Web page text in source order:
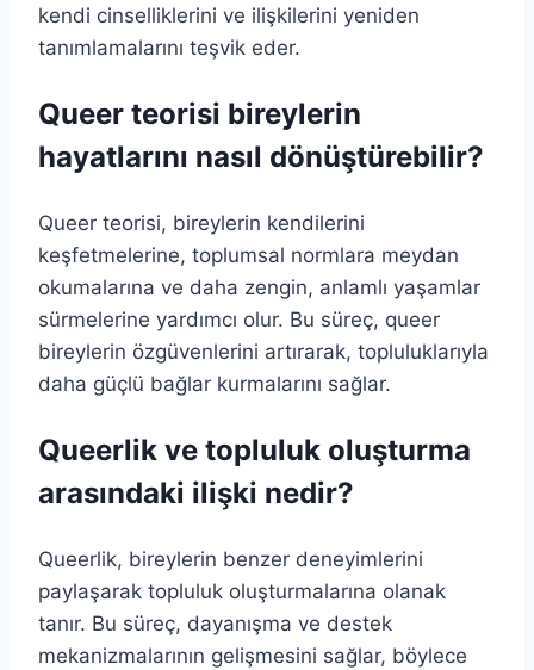
kendi cinselliklerini ve ilişkilerini yeniden
tanımlamalarını teşvik eder.
Queer teorisi bireylerin
hayatlarını nasıl dönüştürebilir?
Queer teorisi, bireylerin kendilerini
keşfetmelerine, toplumsal normlara meydan
okumalarına ve daha zengin, anlamlı yaşamlar
sürmelerine yardımcı olur. Bu süreç, queer
bireylerin özgüvenlerini artırarak, topluluklarıyla
daha güçlü bağlar kurmalarını sağlar.
Queerlik ve topluluk oluşturma
arasındaki ilişki nedir?
Queerlik, bireylerin benzer deneyimlerini
paylaşarak topluluk oluşturmalarına olanak
tanır. Bu süreç, dayanışma ve destek
mekanizmalarının gelişmesini sağlar, böylece